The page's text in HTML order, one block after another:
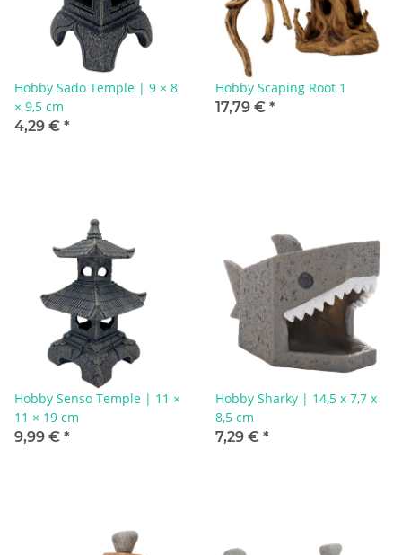
Hobby Sado Temple | 9 × 8
× 9,5 cm
4,29 € *
Hobby Scaping Root 1
17,79 € *
Hobby Senso Temple | 11 ×
11 × 19 cm
9,99 € *
Hobby Sharky | 14,5 x 7,7 x
8,5 cm
7,29 € *